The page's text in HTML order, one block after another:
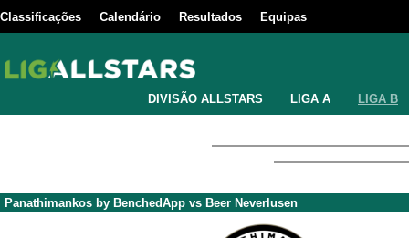
Classificações Calendário Resultados Equipas
DIVISÃO ALLSTARS LIGA A LIGA B
Panathimankos by BenchedApp vs Beer Neverlusen